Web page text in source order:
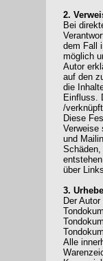
2.
Bei
dem Fall
möglich
Autor
auf den
die
Einfluss.
/
Diese
Verweise
und
über
3.
Der
Alle